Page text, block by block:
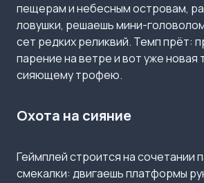
пещерам и небесным островам,
ловушки, решаешь мини-
сет редких реликвий. Темп прёт:
парение на ветре и вот уже новая
сияющему трофею.
Охота на сияние
Геймплей строится на сочетании
смекалки: двигаешь платформы